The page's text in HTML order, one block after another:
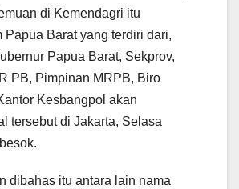
di Kemendagri itu
Papua Barat yang terdiri dari,
Papua Barat, Sekprov,
PB, Pimpinan MRPB, Biro
Kesbangpol akan
tersebut di Jakarta, Selasa
dibahas itu antara lain nama